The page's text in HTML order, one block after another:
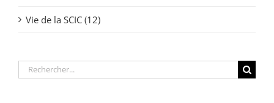
Vie de la SCIC (12)
Rechercher: